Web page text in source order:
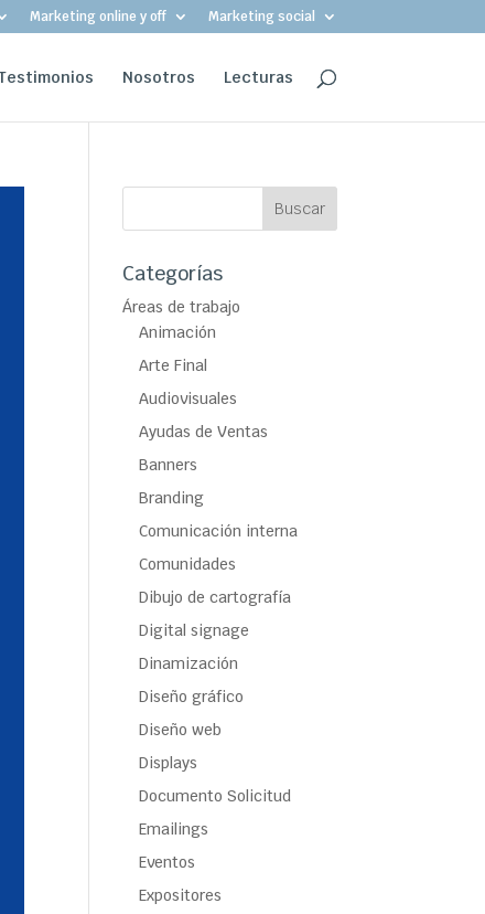
Marketing online y off Marketing social
Nosotros Lecturas
Categorías
Áreas de trabajo
Animación
Arte Final
Audiovisuales
Ayudas de Ventas
Banners
Branding
Comunicación interna
Comunidades
Dibujo de cartografía
Digital signage
Dinamización
Diseño gráfico
Diseño web
Displays
Documento Solicitud
Emailings
Eventos
Expositores